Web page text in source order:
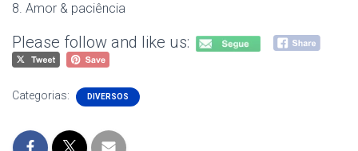
8. Amor & paciência
Please follow and like us:
Categorias: DIVERSOS